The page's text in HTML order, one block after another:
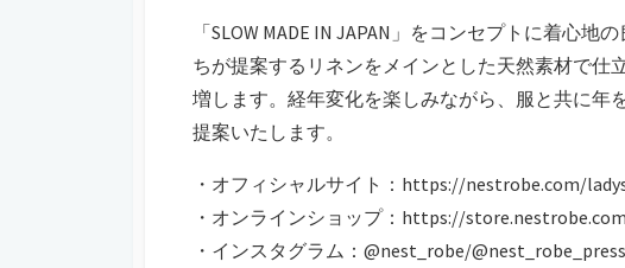
「SLOW MADE IN JAPAN」をコンセプトに着心
ちが提案するリネンをメインとした天然素材で仕
増します。経年変化を楽しみながら、服と共に年
提案いたします。
・オフィシャルサイト：https://nestrobe.com/
・オンラインショップ：https://
・インスタグラム：@nest_robe/